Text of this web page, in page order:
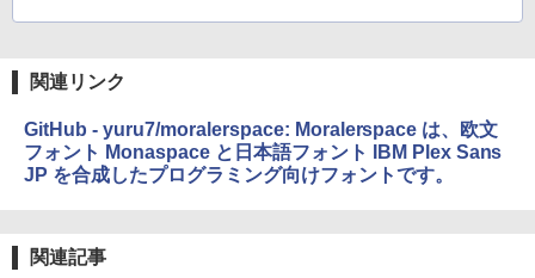
レージ、ノート機能搭載、明るさ自動調
関連リンク
GitHub - yuru7/moralerspace: Moralerspace は、欧文
フォント Monaspace と日本語フォント IBM Plex Sans
JP を合成したプログラミング向けフォントです。
関連記事